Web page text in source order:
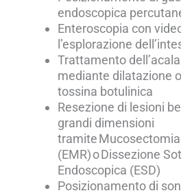
endoscopica
Enteroscopia con
l’esplorazione
Trattamento
mediante dilatazione
tossina botulinica
Resezione di lesioni
grandi dimensioni
tramite Mucosectomia
(EMR) o Dissezione
Endoscopica (ESD)
Posizionamento di